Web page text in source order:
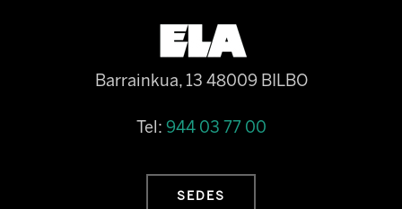
Barrainkua, 13 48009 BILBO
Tel: 944 03 77 00
SEDES